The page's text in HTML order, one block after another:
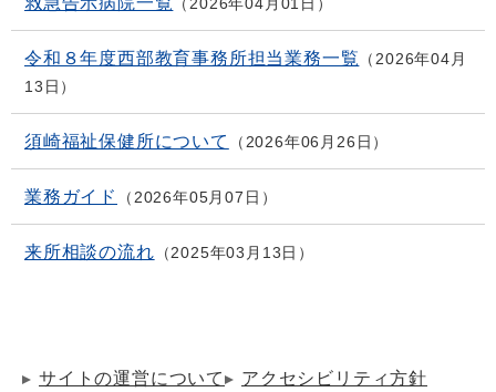
令和８年度西部教育事務所担当業務一覧
2026年04月
13日
須崎福祉保健所について 2026年06月26日
業務ガイド 2026年05月07日
来所相談の流れ 2025年03月13日
サイトの運営について
アクセシビリティ方針